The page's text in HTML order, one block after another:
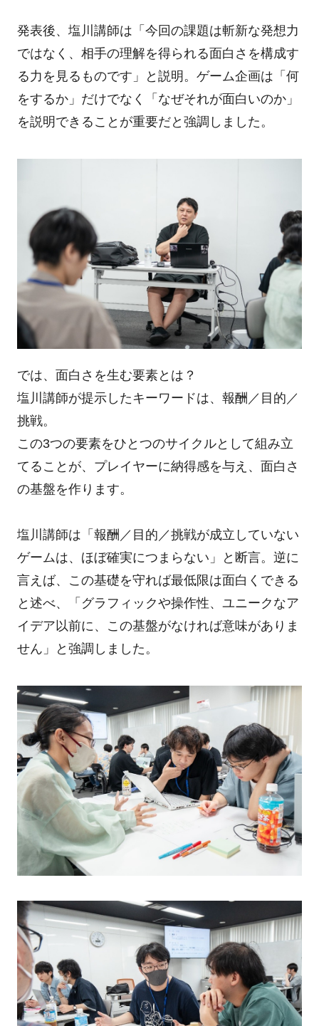
発表後、塩川講師は「今回の課題は斬新な発想力
ではなく、相手の理解を得られる面白さを構成す
る力を見るものです」と説明。ゲーム企画は「何
をするか」だけでなく「なぜそれが面白いのか」
を説明できることが重要だと強調しました。
では、面白さを生む要素とは？
塩川講師が提示したキーワードは、報酬／目的／
挑戦。
この3つの要素をひとつのサイクルとして組み立
てることが、プレイヤーに納得感を与え、面白さ
の基盤を作ります。
塩川講師は「報酬／目的／挑戦が成立していない
ゲームは、ほぼ確実につまらない」と断言。逆に
言えば、この基礎を守れば最低限は面白くできる
と述べ、「グラフィックや操作性、ユニークなア
イデア以前に、この基盤がなければ意味がありま
せん」と強調しました。